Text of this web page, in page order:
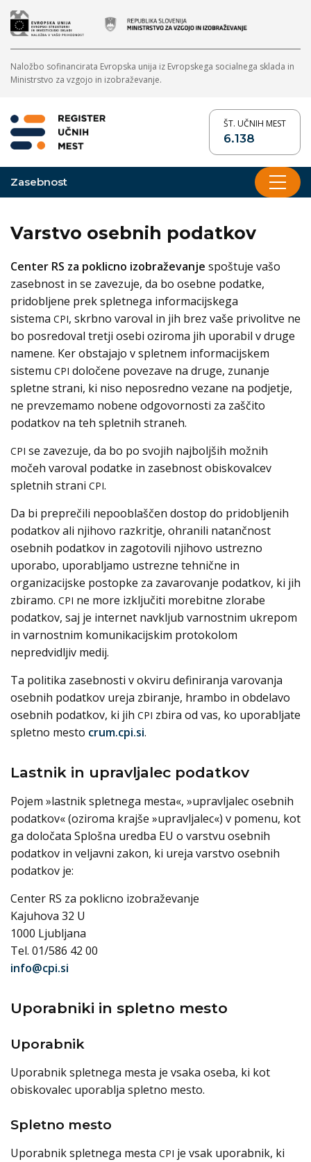
Naložbo sofinancirata Evropska unija iz Evropskega socialnega sklada in
Ministrstvo za vzgojo in izobraževanje.
ŠT. UČNIH MEST
6.138
Zasebnost Show main
Varstvo osebnih podatkov
Center RS za poklicno izobraževanje spoštuje vašo
zasebnost in se zavezuje, da bo osebne podatke,
pridobljene prek spletnega informacijskega
sistema CPI, skrbno varoval in jih brez vaše privolitve ne
bo posredoval tretji osebi oziroma jih uporabil v druge
namene. Ker obstajajo v spletnem informacijskem
sistemu CPI določene povezave na druge, zunanje
spletne strani, ki niso neposredno vezane na podjetje,
ne prevzemamo nobene odgovornosti za zaščito
podatkov na teh spletnih straneh.
CPI se zavezuje, da bo po svojih najboljših možnih
močeh varoval podatke in zasebnost obiskovalcev
spletnih strani CPI.
Da bi preprečili nepooblaščen dostop do pridobljenih
podatkov ali njihovo razkritje, ohranili natančnost
osebnih podatkov in zagotovili njihovo ustrezno
uporabo, uporabljamo ustrezne tehnične in
organizacijske postopke za zavarovanje podatkov, ki jih
zbiramo. CPI ne more izključiti morebitne zlorabe
podatkov, saj je internet navkljub varnostnim ukrepom
in varnostnim komunikacijskim protokolom
nepredvidljiv medij.
Ta politika zasebnosti v okviru definiranja varovanja
osebnih podatkov ureja zbiranje, hrambo in obdelavo
osebnih podatkov, ki jih CPI zbira od vas, ko uporabljate
spletno mesto crum.cpi.si.
Lastnik in upravljalec podatkov
Pojem »lastnik spletnega mesta«, »upravljalec osebnih
podatkov« (oziroma krajše »upravljalec«) v pomenu, kot
ga določata Splošna uredba EU o varstvu osebnih
podatkov in veljavni zakon, ki ureja varstvo osebnih
podatkov je:
Center RS za poklicno izobraževanje
Kajuhova 32 U
1000 Ljubljana
Tel. 01/586 42 00
info@cpi.si
Uporabniki in spletno mesto
Uporabnik
Uporabnik spletnega mesta je vsaka oseba, ki kot
obiskovalec uporablja spletno mesto.
Spletno mesto
Uporabnik spletnega mesta CPI je vsak uporabnik, ki